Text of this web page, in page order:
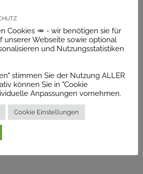
Cookies 🥕 - wir benötigen sie für
unserer Webseite sowie optional
und Nutzungsstatistiken
stimmen Sie der Nutzung ALLER
können Sie in "Cookie
Anpassungen vornehmen.
Cookie Einstellungen